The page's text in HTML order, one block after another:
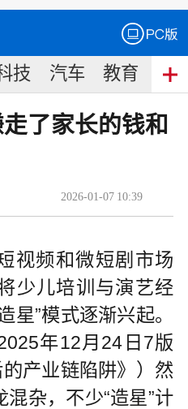
技 汽车 教育 食
了家长的钱和
2026-01-07 10:39
视频和微短剧市场
少儿培训与演艺经
星”模式逐渐兴起。
年12月24日7版
的产业链陷阱》）然
杂，不少“造星”计